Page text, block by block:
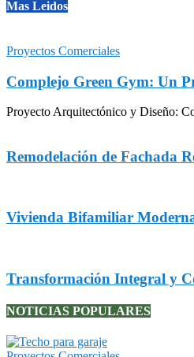
Mas Leidos
Proyectos Comerciales
Complejo Green Gym: Un
Proyecto Arquitectónico y Diseño:
Remodelación de Fachada
Vivienda Bifamiliar
Transformación Integral y
NOTICIAS POPULARES